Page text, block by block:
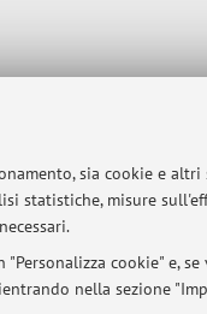
sia cookie e
statistiche, misure
cookie" e,
nella sezione